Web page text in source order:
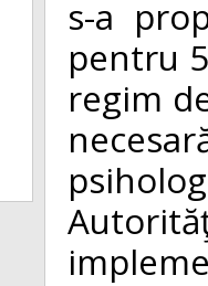
s-a
pentru
regim